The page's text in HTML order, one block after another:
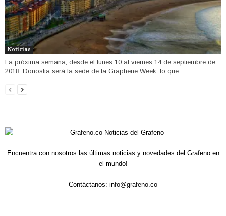
Noticias
La próxima semana, desde el lunes 10 al viernes 14 de septiembre de
2018, Donostia será la sede de la Graphene Week, lo que...
Encuentra con nosotros las últimas noticias y novedades del Grafeno en
el mundo!
Contáctanos: info@grafeno.co